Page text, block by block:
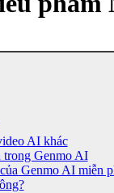
AI khác
trong Genmo AI
Genmo AI miễn